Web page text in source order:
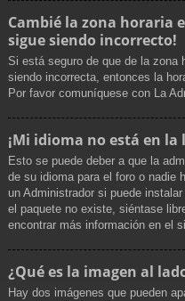
Cambié la zona horaria
sigue siendo incorrecto!
Si está seguro de que de la zona
siendo incorrecta, entonces la
Por favor comuníquese con La
¡Mi idioma no está en la
Esto se puede deber a que la
de su idioma para el foro o nadie
un Administrador si puede
el paquete no existe, siéntase
encontrar más información en el
¿Qué es la imagen al
Hay dos imágenes que pueden